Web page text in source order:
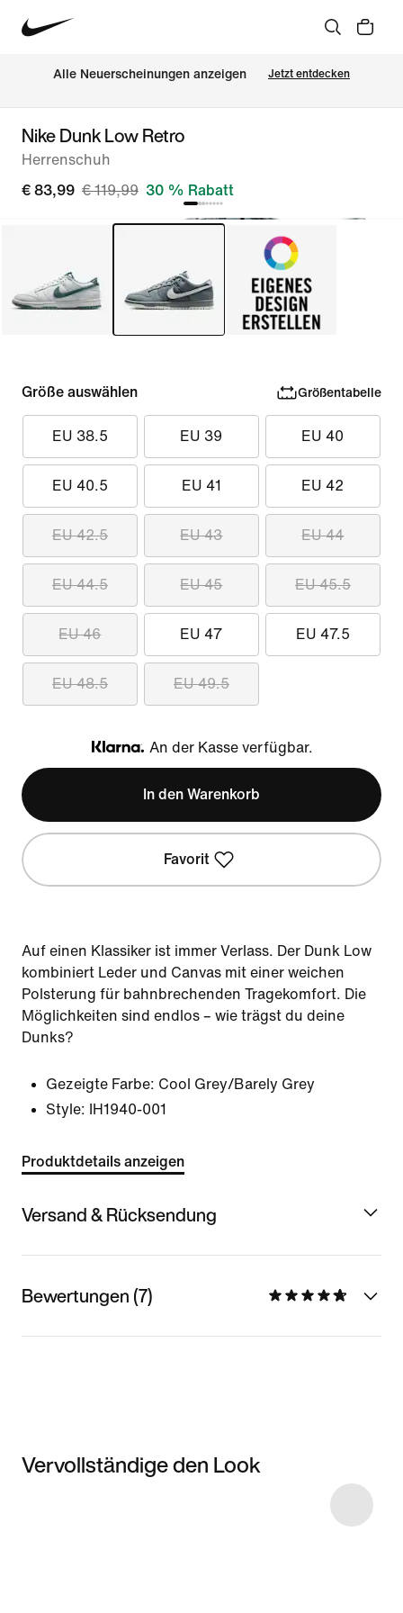
Alle Neuerscheinungen anzeigen Jetzt entdecken
Nike Dunk Low Retro
Herrenschuh
€ 83,99 € 119,99 30 % Rabatt
Größe auswählen Größentabelle
EU 38.5 EU 39 EU 40
EU 40.5 EU 41 EU 42
EU 42.5 EU 43 EU 44
EU 44.5 EU 45 EU 45.5
EU 46 EU 47 EU 47.5
EU 48.5 EU 49.5
Klarna
An der Kasse verfügbar.
In den Warenkorb
Favorit
Auf einen Klassiker ist immer Verlass. Der Dunk Low
kombiniert Leder und Canvas mit einer weichen
Polsterung für bahnbrechenden Tragekomfort. Die
Möglichkeiten sind endlos – wie trägst du deine
Dunks?
Gezeigte Farbe: Cool Grey/Barely Grey
Style:
IH1940-001
Produktdetails anzeigen
Versand & Rücksendung
Bewertungen (7)
Vervollständige den Look